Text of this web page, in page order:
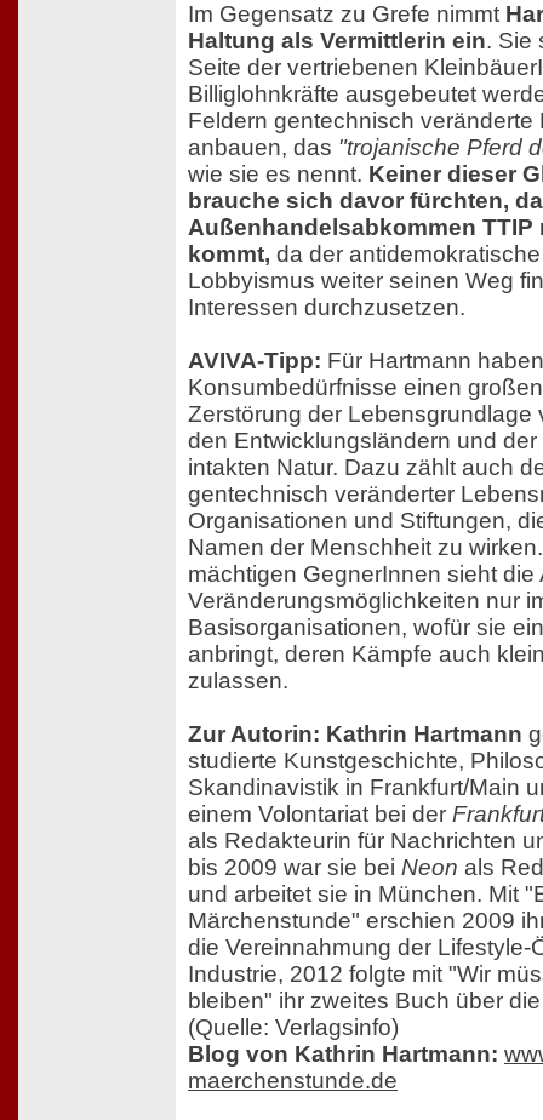
Im Gegensatz zu Grefe nimmt
Haltung als Vermittlerin ein. Sie
Seite der vertriebenen
Billiglohnkräfte ausgebeutet
Feldern gentechnisch veränderte
anbauen, das "trojanische Pferd
wie sie es nennt. Keiner dieser
brauche sich davor fürchten,
Außenhandelsabkommen TTIP
kommt, da der
Lobbyismus weiter seinen Weg
Interessen durchzusetzen.
AVIVA-Tipp: Für Hartmann
Konsumbedürfnisse einen
Zerstörung der Lebensgrundlage
den Entwicklungsländern und
intakten Natur. Dazu zählt auch
gentechnisch veränderter
Organisationen und Stiftungen,
Namen der Menschheit zu
mächtigen GegnerInnen sieht die
Veränderungsmöglichkeiten nur
Basisorganisationen, wofür sie
anbringt, deren Kämpfe auch
zulassen.
Zur Autorin: Kathrin Hartmann
studierte Kunstgeschichte,
Skandinavistik in Frankfurt/Main
einem Volontariat bei der
als Redakteurin für Nachrichten
bis 2009 war sie bei Neon als
und arbeitet sie in München. Mit
Märchenstunde" erschien 2009
die Vereinnahmung der Lifestyle-
Industrie, 2012 folgte mit "Wir
bleiben" ihr zweites Buch über
(Quelle: Verlagsinfo)
Blog von Kathrin Hartmann:
maerchenstunde.de